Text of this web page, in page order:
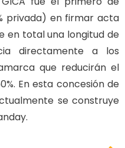
privada) en firmar acta
en total una longitud de
directamente a los
que reducirán el
En esta concesión de
se construye